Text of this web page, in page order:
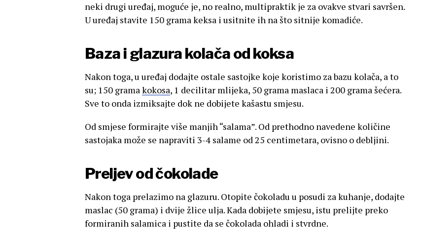
neki drugi uređaj, moguće je, no realno, multipraktik je za ovakve stvari savršen.
U uređaj stavite 150 grama keksa i usitnite ih na što sitnije komadiće.
Baza i glazura kolača od koksa
Nakon toga, u uređaj dodajte ostale sastojke koje koristimo za bazu kolača, a to
su; 150 gramakokosa, 1 decilitar mlijeka, 50 grama maslaca i 200 grama šećera.
Sve to onda izmiksajte dok ne dobijete kašastu smjesu.
Od smjese formirajte više manjih “salama”. Od prethodno navedene količine
sastojaka može se napraviti 3-4 salame od 25 centimetara, ovisno o debljini.
Preljev od čokolade
Nakon toga prelazimo na glazuru. Otopite čokoladu u posudi za kuhanje, dodajte
maslac (50 grama) i dvije žlice ulja. Kada dobijete smjesu, istu prelijte preko
formiranih salamica i pustite da se čokolada ohladi i stvrdne.